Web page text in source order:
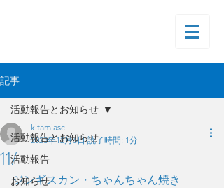
記事
活動報告とお知らせ
活動報告
お知らせ
活動報告とお知らせ
11/
kitamiasc
2023年12月6日 読了時間: 1分
ジンギスカン・ちゃんちゃん焼き